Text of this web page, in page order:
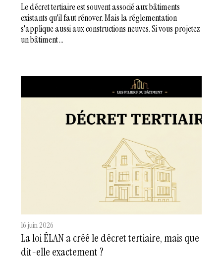
Le décret tertiaire est souvent associé aux bâtiments
existants qu'il faut rénover. Mais la réglementation
s'applique aussi aux constructions neuves. Si vous projetez
un bâtiment ...
16 juin 2026
La loi ÉLAN a créé le décret tertiaire, mais que
dit-elle exactement ?